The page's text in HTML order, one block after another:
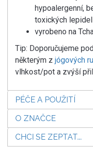
hypoalergenní,
toxických lepidel
vyrobeno na
Tip: Doporučujeme
některým z jógových
vlhkost/pot a zvýší
PÉČE A POUŽITÍ
O ZNAČCE
CHCI SE ZEPTAT...